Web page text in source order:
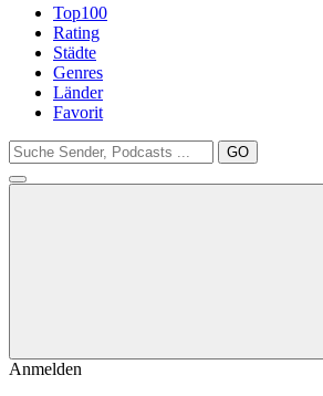
Top100
Rating
Städte
Genres
Länder
Favorit
GO
Anmelden